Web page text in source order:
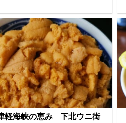
軽海峡の恵み 下北ウニ街